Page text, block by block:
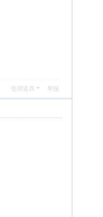
使用道具 举报